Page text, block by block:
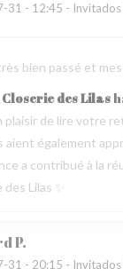
31 - 12:45 - Invitados
bien passé et
des Lilas
plaisir de lire votre
aient également
a contribué à la
Lilas ✨
P
31 - 20:15 -